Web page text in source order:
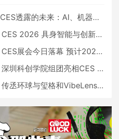
CES透露的未来：AI、机器人与智能生活大爆发
CES 2026 具身智能与创新领域 中国公司大放异彩
CES展会今日落幕 预计2026行业收入将超五千亿美元
深圳科创学院组团亮相CES 广受好评
传丞环球与玺格和VibeLens共同推出全新耳机